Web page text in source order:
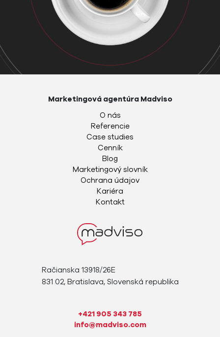
Račianska 13918/26E
831 02, Bratislava, Slovenská republika
+421 905 343 785
info@madviso.com
Marketingová agentúra Madviso
O nás
Referencie
Case studies
Cenník
Blog
Marketingový slovník
Ochrana údajov
Kariéra
Kontakt